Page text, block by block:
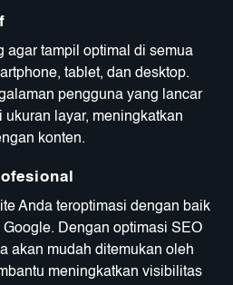
agar tampil optimal di semua
tablet, dan desktop.
pengguna yang lancar
layar, meningkatkan
konten.
Anda teroptimasi dengan baik
Dengan optimasi SEO
akan mudah ditemukan oleh
meningkatkan visibilitas